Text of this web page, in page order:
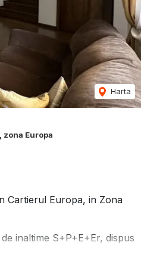
Harta
zona Europa
Cartierul Europa, in Zona
inaltime S+P+E+Er, dispus